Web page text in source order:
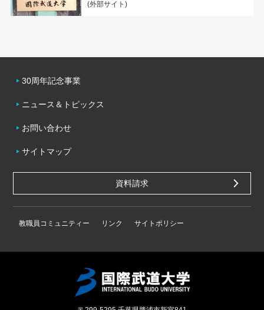
(外部サイト)
30周年記念事業
ニュース＆トピックス
お問い合わせ
サイトマップ
資料請求
教職員コミュニティー リンク サイトポリシー